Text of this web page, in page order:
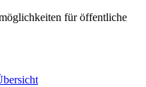
für öffentliche